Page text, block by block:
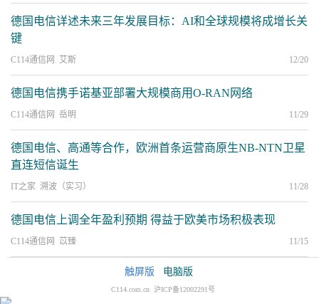
德国电信详述未来三年发展目标：AI和全球规模将成增长关
键
C114通信网 艾斯 12/20
德国电信携手诺基亚部署大规模商用O-RAN网络
C114通信网 岳明 11/29
德国电信、高通等合作，欧洲首条运营商原生NB-NTN卫星
直连短信诞生
IT之家 溯波（实习） 11/28
德国电信上调全年盈利预期 得益于欧美市场积极表现
C114通信网 苡臻 11/15
触屏版 电脑版
C114.com.cn 沪ICP备12002291号